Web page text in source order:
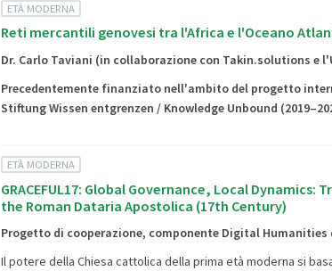
ETÀ MODERNA
Reti mercantili genovesi tra l'Africa e l'Oceano
Dr. Carlo Taviani (in collaborazione con Takin.solutions e
Precedentemente finanziato nell'ambito del progetto
StiftungWissen entgrenzen / Knowledge Unbound
ETÀ MODERNA
GRACEFUL17: Global Governance, Local Dynamics:
the Roman Dataria Apostolica (17th Century)
Progetto di cooperazione, componente Digital Humanities
Il potere della Chiesa cattolica della prima età moderna si